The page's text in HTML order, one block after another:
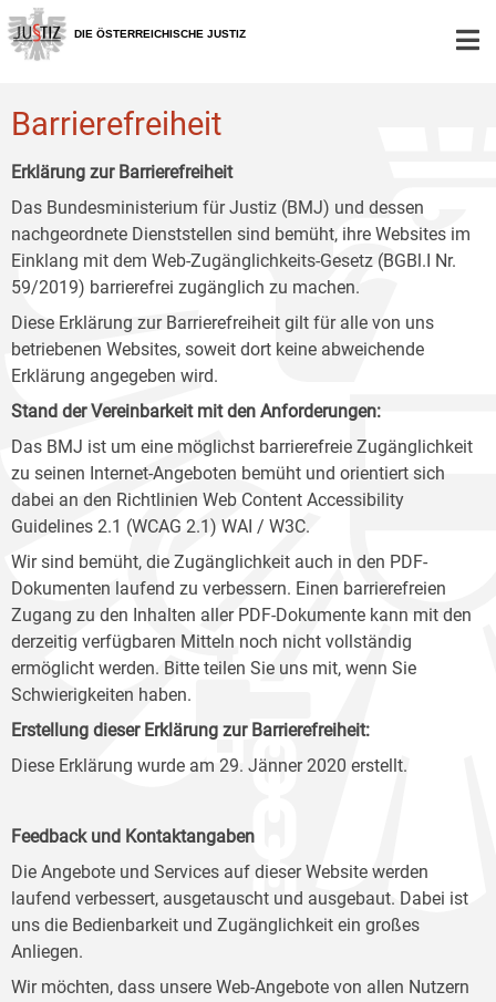
Zur
Hauptnavigation
[1]
Zum
Inhalt
[2]
Zum
Untermenü
[3]
DIE ÖSTERREICHISCHE JUSTIZ
Barrierefreiheit
Erklärung zur Barrierefreiheit
Das Bundesministerium für Justiz (BMJ) und dessen
nachgeordnete Dienststellen sind bemüht, ihre Websites im
Einklang mit dem Web-Zugänglichkeits-Gesetz (BGBl.I Nr.
59/2019) barrierefrei zugänglich zu machen.
Diese Erklärung zur Barrierefreiheit gilt für alle von uns
betriebenen Websites, soweit dort keine abweichende
Erklärung angegeben wird.
Stand der Vereinbarkeit mit den Anforderungen:
Das BMJ ist um eine möglichst barrierefreie Zugänglichkeit
zu seinen Internet-Angeboten bemüht und orientiert sich
dabei an den Richtlinien Web Content Accessibility
Guidelines 2.1 (WCAG 2.1) WAI / W3C.
Wir sind bemüht, die Zugänglichkeit auch in den PDF-
Dokumenten laufend zu verbessern. Einen barrierefreien
Zugang zu den Inhalten aller PDF-Dokumente kann mit den
derzeitig verfügbaren Mitteln noch nicht vollständig
ermöglicht werden. Bitte teilen Sie uns mit, wenn Sie
Schwierigkeiten haben.
Erstellung dieser Erklärung zur Barrierefreiheit:
Diese Erklärung wurde am 29. Jänner 2020 erstellt.
Feedback und Kontaktangaben
Die Angebote und Services auf dieser Website werden
laufend verbessert, ausgetauscht und ausgebaut. Dabei ist
uns die Bedienbarkeit und Zugänglichkeit ein großes
Anliegen.
Wir möchten, dass unsere Web-Angebote von allen Nutzern